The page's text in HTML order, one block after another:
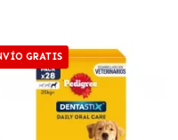
GRATIS